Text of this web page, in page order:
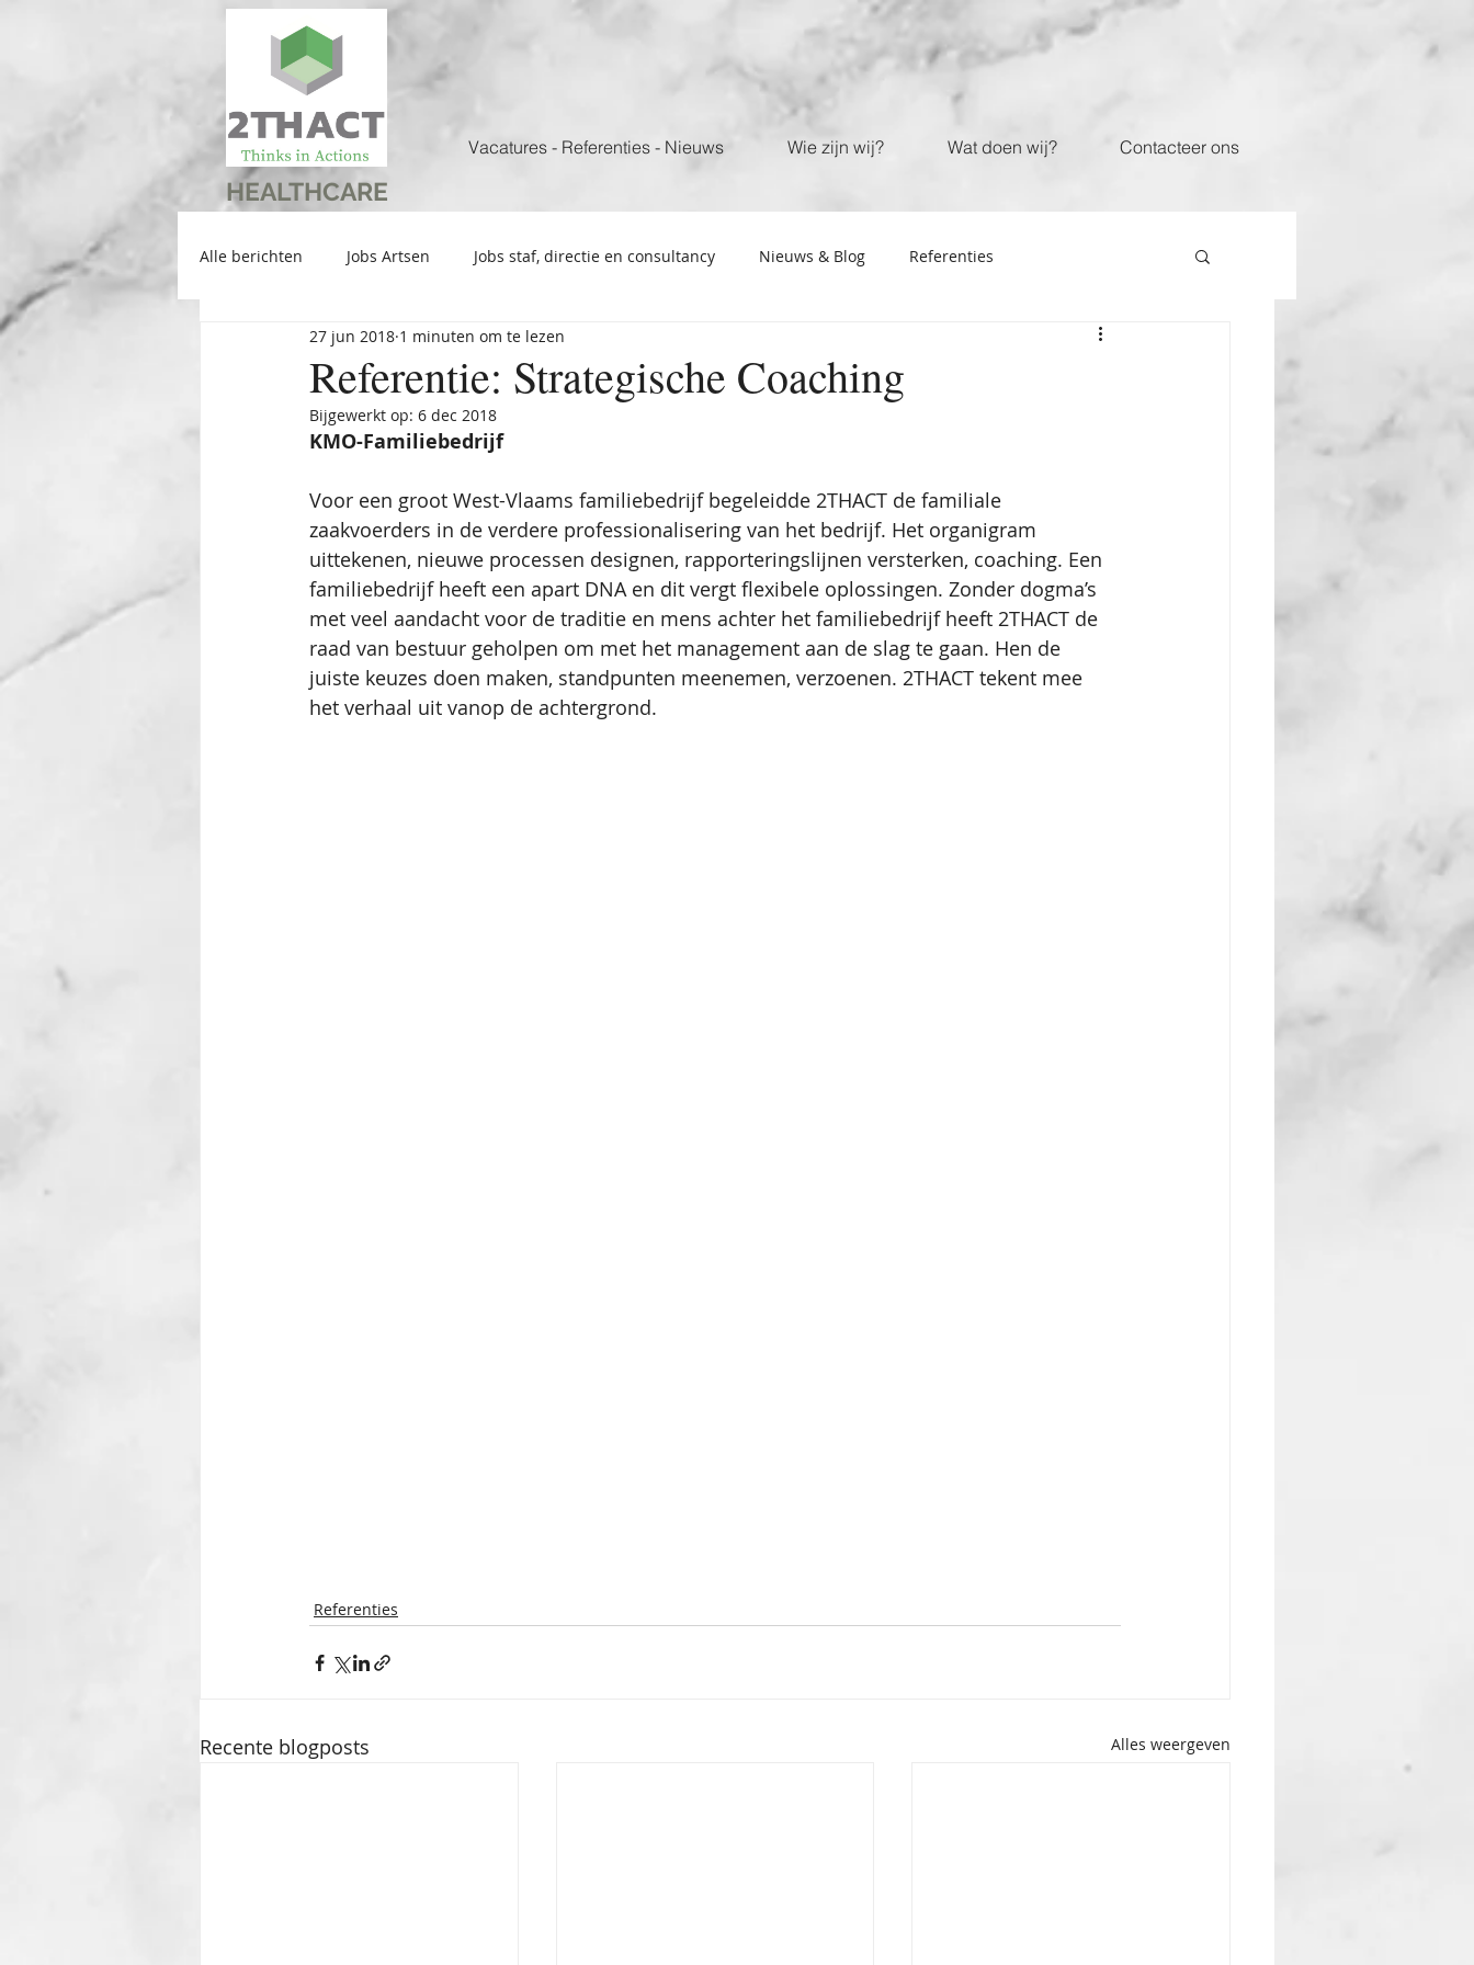
Vacatures - Referenties - Nieuws Wie zijn wij? Wat doen wij? Contacteer ons
HEALTHCARE
Alle berichten Jobs Artsen Jobs staf, directie en consultancy Nieuws & Blog Referenties
Referentie: Strategische Coaching
27 jun 2018 1 minuten om te lezen
Bijgewerkt op: 6 dec 2018
KMO-Familiebedrijf
Voor een groot West-Vlaams familiebedrijf begeleidde 2THACT de familiale
zaakvoerders in de verdere professionalisering van het bedrijf. Het organigram
uittekenen, nieuwe processen designen, rapporteringslijnen versterken, coaching. Een
familiebedrijf heeft een apart DNA en dit vergt flexibele oplossingen. Zonder dogma’s
met veel aandacht voor de traditie en mens achter het familiebedrijf heeft 2THACT de
raad van bestuur geholpen om met het management aan de slag te gaan. Hen de
juiste keuzes doen maken, standpunten meenemen, verzoenen. 2THACT tekent mee
het verhaal uit vanop de achtergrond.
Referenties
Recente blogposts Alles weergeven